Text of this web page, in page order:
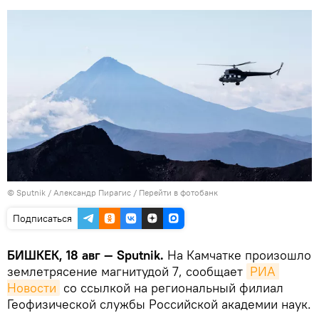
© Sputnik / Александр Пирагис / Перейти в фотобанк
Подписаться
БИШКЕК, 18 авг — Sputnik. На Камчатке произошло
землетрясение магнитудой 7, сообщает РИА
Новости со ссылкой на региональный филиал
Геофизической службы Российской академии наук.